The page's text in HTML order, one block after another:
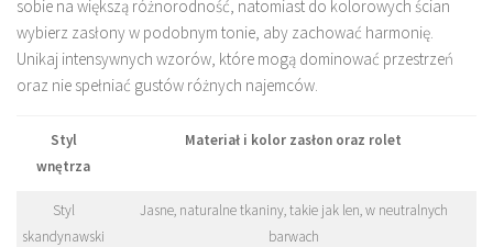
sobie na większą różnorodność, natomiast do kolorowych ścian
wybierz zasłony w podobnym tonie, aby zachować harmonię.
Unikaj intensywnych wzorów, które mogą dominować przestrzeń
oraz nie spełniać gustów różnych najemców.
Styl
wnętrza
Materiał i kolor zasłon oraz rolet
Styl
skandynawski
Jasne, naturalne tkaniny, takie jak len, w neutralnych
barwach